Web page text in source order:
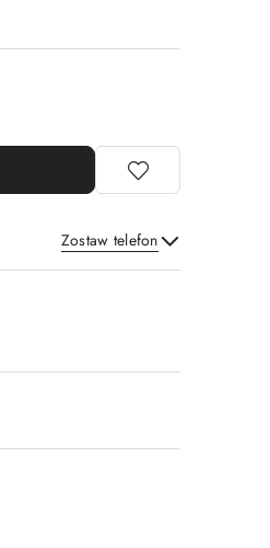
Zostaw telefon
Wyślij